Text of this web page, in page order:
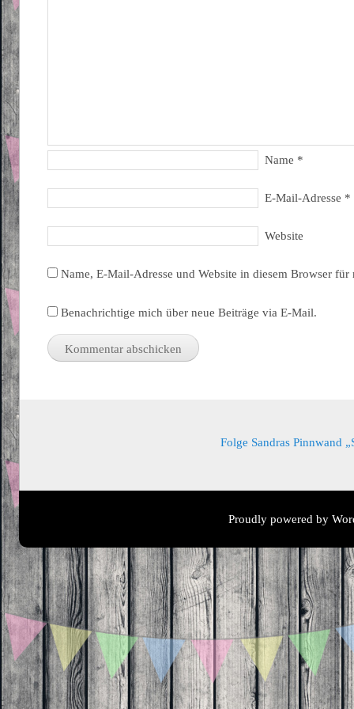
Name *
E-Mail-Adresse *
Website
Name, E-Mail-Adresse und Website in diesem Browser
Benachrichtige mich über neue Beiträge via E-Mail.
Folge Sandras Pinnwand
Proudly powered by